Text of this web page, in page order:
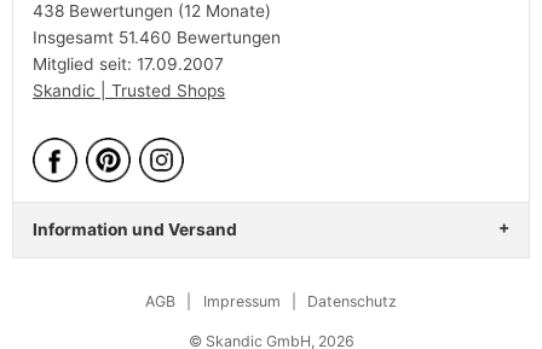
438 Bewertungen (12 Monate)
Insgesamt 51.460 Bewertungen
Mitglied seit: 17.09.2007
Skandic | Trusted Shops
Information und Versand
AGB Impressum Datenschutz
© Skandic GmbH, 2026